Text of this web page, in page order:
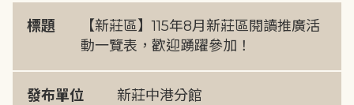
標題
【新莊區】115年8月新莊區閱讀推廣活
動一覽表，歡迎踴躍參加！
發布單位 新莊中港分館